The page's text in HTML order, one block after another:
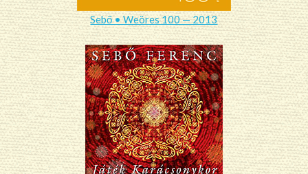
Sebő • Weöres 100 — 2013